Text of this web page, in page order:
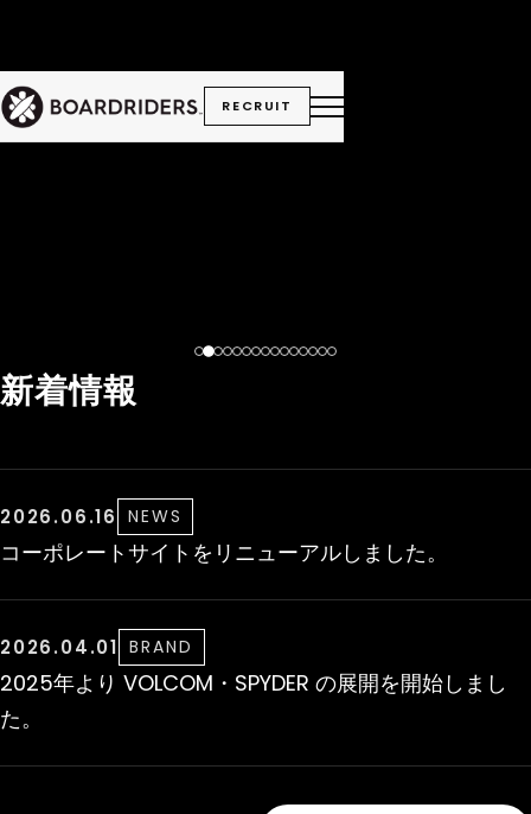
RECRUIT
新着情報
2026.06.16 NEWS
コーポレートサイトをリニューアルしました。
2026.04.01 BRAND
2025年より VOLCOM・SPYDER の展開を開始しまし
た。